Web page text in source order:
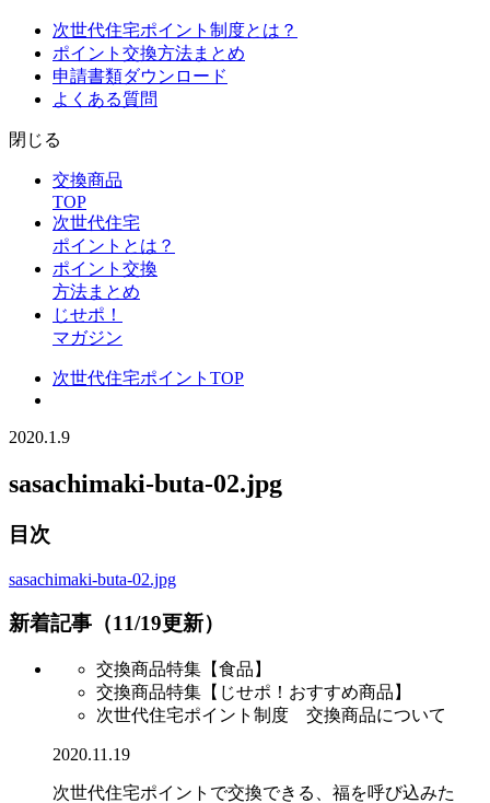
次世代住宅ポイント制度とは？
ポイント交換方法まとめ
申請書類ダウンロード
よくある質問
閉じる
交換商品
TOP
次世代住宅
ポイントとは？
ポイント交換
方法まとめ
じせポ！
マガジン
次世代住宅ポイントTOP
2020.1.9
sasachimaki-buta-02.jpg
目次
sasachimaki-buta-02.jpg
新着記事（11/19更新）
交換商品特集【食品】
交換商品特集【じせポ！おすすめ商品】
次世代住宅ポイント制度 交換商品について
2020.11.19
次世代住宅ポイントで交換できる、福を呼び込みた